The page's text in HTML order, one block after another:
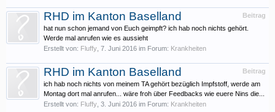
Beitrag
RHD im Kanton Baselland
hat nun schon jemand von Euch geimpft? ich hab noch nichts gehört.
Werde mal anrufen wie es aussieht
Erstellt von: Fluffy 7. Juni 2016 im Forum: Krankheiten
Beitrag
RHD im Kanton Baselland
ich hab noch nichts von meinem TA gehört bezüglich Impfstoff, werde am
Montag dort mal anrufen... wäre froh über Feedbacks wie euere Nins die...
Erstellt von: Fluffy 3. Juni 2016 im Forum: Krankheiten